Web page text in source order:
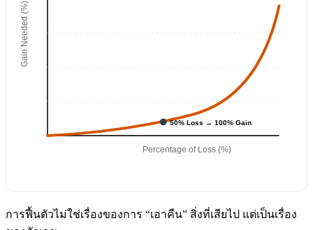
Percentage of Loss (%)
Gain Needed (%)
50% Loss → 100% Gain
การฟื้นตัวไม่ใช่เรื่องของการ “เอาคืน” สิ่งที่เสียไป แต่เป็นเรื่อง